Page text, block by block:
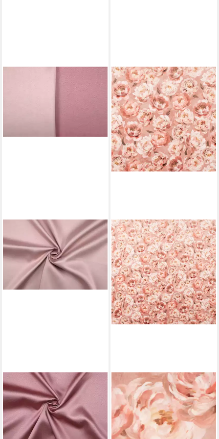
STOFFERIA
Stoff Verdunkelungsstoff Dim
Out Doubleface Satin Omaha
Hellrosa Altrosa, Meterware
34,90 €
(34,90 €/ 1 m)
SCHÖNER LEBEN.
Stoff Samtstoff Meterware
Polsterstoff Deko
Pfingstrosen rosa 1,40m,
pflegeleicht